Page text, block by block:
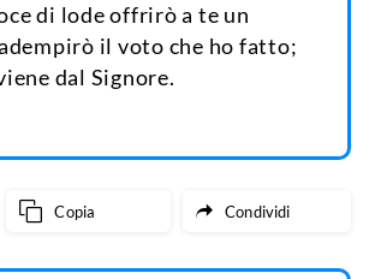
di lode offrirò a te un
il voto che ho fatto;
dal Signore.
Copia Condividi